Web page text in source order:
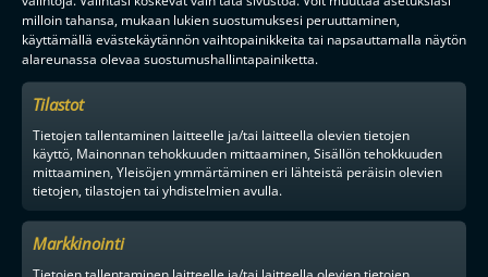
milloin tahansa, mukaan lukien suostumuksesi peruuttaminen,
käyttämällä evästekäytännön vaihtopainikkeita tai napsauttamalla näytön
alareunassa olevaa suostumushallintapainiketta.
Tilastot
Tietojen tallentaminen laitteelle ja/tai laitteella olevien tietojen
käyttö, Mainonnan tehokkuuden mittaaminen, Sisällön tehokkuuden
mittaaminen, Yleisöjen ymmärtäminen eri lähteistä peräisin olevien
tietojen, tilastojen tai yhdistelmien avulla.
Markkinointi
Tietojen tallentaminen laitteelle ja/tai laitteella olevien tietojen